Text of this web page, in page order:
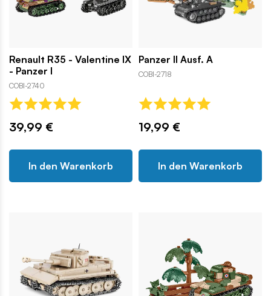
Renault R35 - Valentine IX
- Panzer I
COBI-2740
39,99 €
In den Warenkorb
Panzer II Ausf. A
COBI-2718
19,99 €
In den Warenkorb